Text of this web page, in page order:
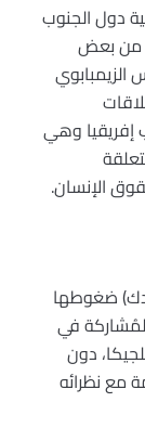
دول الجنوب
من بعض
الزيمبابوي
إفريقيا وهي
الإنسان.
ضغوطها
في
دون
مع نظرائه